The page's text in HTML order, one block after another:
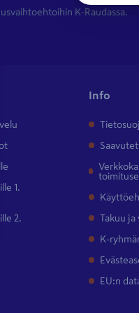
K-Raudassa.
1.
2.
Info
Takuu ja
K-
EU:n